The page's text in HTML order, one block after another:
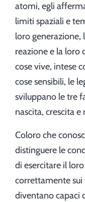
atomi, egli
limiti spaziali e
loro generazione,
reazione e la loro
cose vive, intese
cose sensibili, le
sviluppano le tre
nascita, crescita
Coloro che
distinguere le
di esercitare il
correttamente
diventano capaci